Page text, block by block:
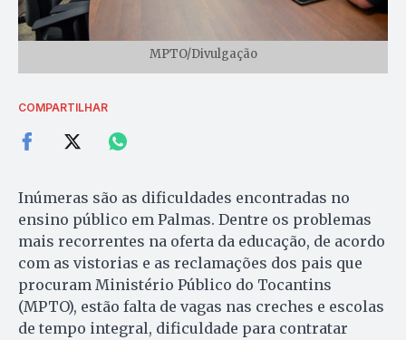
MPTO/Divulgação
COMPARTILHAR
Inúmeras são as dificuldades encontradas no
ensino público em Palmas. Dentre os problemas
mais recorrentes na oferta da educação, de acordo
com as vistorias e as reclamações dos pais que
procuram Ministério Público do Tocantins
(MPTO), estão falta de vagas nas creches e escolas
de tempo integral, dificuldade para contratar